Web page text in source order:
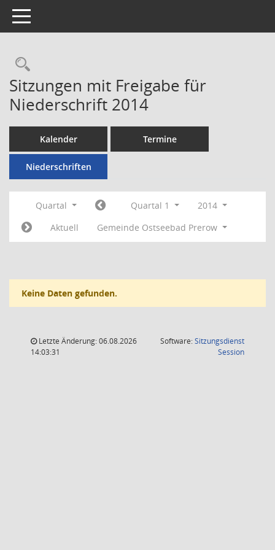
Toggle navigation
Rechercheauswahl
Sitzungen mit Freigabe für
Niederschrift 2014
Kalender Termine
Niederschriften
Quartal Quartal 1
2014
Aktuell
Gemeinde Ostseebad Prerow
Keine Daten gefunden.
Letzte Änderung: 06.08.2026
14:03:31
Software:Sitzungsdienst
Session(Wird in